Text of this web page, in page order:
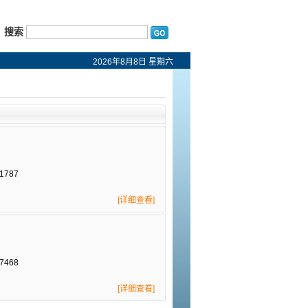
搜索
2026年8月8日 星期六
[详细查看]
[详细查看]